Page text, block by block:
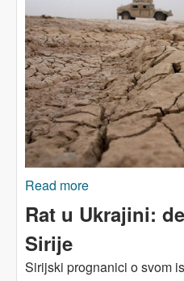
Read more
oci nacija igraju
Rat u Ukrajini:
Sirije
Sirijski prognanici o svom